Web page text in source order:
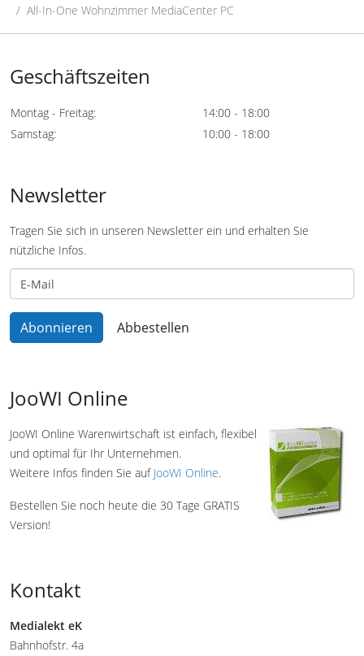
All-In-One Wohnzimmer MediaCenter PC
Geschäftszeiten
Montag - Freitag:
14:00 - 18:00
Samstag:
10:00 - 18:00
Newsletter
Tragen Sie sich in unseren Newsletter ein und erhalten Sie
nützliche Infos.
JooWI Online
JooWI Online Warenwirtschaft ist einfach, flexibel
und optimal für Ihr Unternehmen.
Weitere Infos finden Sie auf JooWI Online.
Bestellen Sie noch heute die 30 Tage GRATIS
Version!
Kontakt
Medialekt eK
Bahnhofstr. 4a